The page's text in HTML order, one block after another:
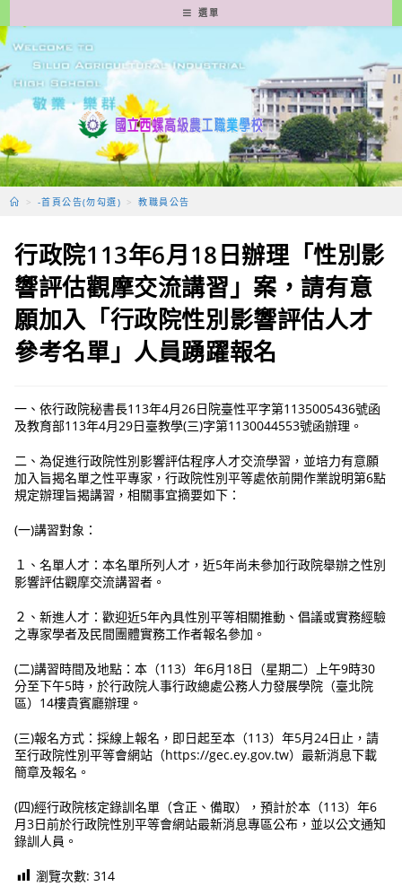
轉
至
要
容
選單
> -首頁公告(勿勾選) > 教職員公告
行政院113年6月18日辦理「性別影
響評估觀摩交流講習」案，請有意
願加入「行政院性別影響評估人才
參考名單」人員踴躍報名
一、依行政院秘書長113年4月26日院臺性平字第1135005436號函
及教育部113年4月29日臺教學(三)字第1130044553號函辦理。
二、為促進行政院性別影響評估程序人才交流學習，並培力有意願
加入旨揭名單之性平專家，行政院性別平等處依前開作業說明第6點
規定辦理旨揭講習，相關事宜摘要如下：
(一)講習對象：
１、名單人才：本名單所列人才，近5年尚未參加行政院舉辦之性別
影響評估觀摩交流講習者。
２、新進人才：歡迎近5年內具性別平等相關推動、倡議或實務經驗
之專家學者及民間團體實務工作者報名參加。
(二)講習時間及地點：本（113）年6月18日（星期二）上午9時30
分至下午5時，於行政院人事行政總處公務人力發展學院（臺北院
區）14樓貴賓廳辦理。
(三)報名方式：採線上報名，即日起至本（113）年5月24日止，請
至行政院性別平等會網站（https://gec.ey.gov.tw）最新消息下載
簡章及報名。
(四)經行政院核定錄訓名單（含正、備取），預計於本（113）年6
月3日前於行政院性別平等會網站最新消息專區公布，並以公文通知
錄訓人員。
瀏覽次數: 314